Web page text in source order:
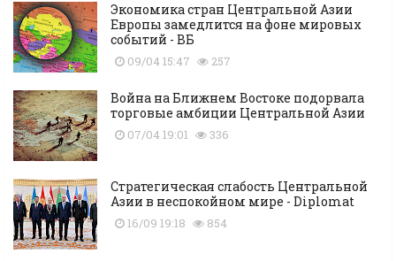
Экономика стран Центральной Азии
Европы замедлится на фоне мировых
событий - ВБ
09/04 15:47 257
Война на Ближнем Востоке подорвала
торговые амбиции Центральной Азии
07/04 19:01 336
Стратегическая слабость Центральной
Азии в неспокойном мире - Diplomat
16/09 19:18 854